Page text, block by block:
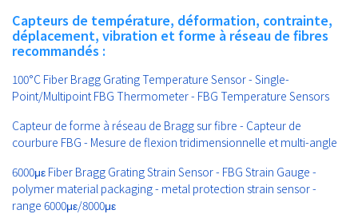
Capteurs de température, déformation, contrainte,
déplacement, vibration et forme à réseau de fibres
recommandés :
100°C Fiber Bragg Grating Temperature Sensor - Single-
Point/Multipoint FBG Thermometer - FBG Temperature Sensors
Capteur de forme à réseau de Bragg sur fibre - Capteur de
courbure FBG - Mesure de flexion tridimensionnelle et multi-angle
6000με Fiber Bragg Grating Strain Sensor - FBG Strain Gauge -
polymer material packaging - metal protection strain sensor -
range 6000με/8000με